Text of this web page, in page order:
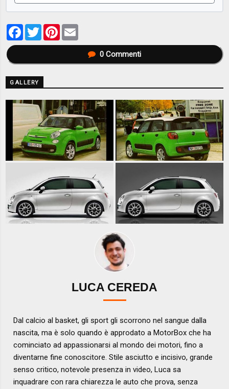
Facebook
TwitterPinterest
0Commenti
GALLERY
LUCA CEREDA
Dal calcio al basket, gli sport gli scorrono nel sangue dalla
nascita, ma è solo quando è approdato a MotorBox che ha
cominciato ad appassionarsi al mondo dei motori, fino a
diventarne fine conoscitore. Stile asciutto e incisivo, grande
senso critico, notevole presenza in video, Luca sa
inquadrare con rara chiarezza le auto che prova, senza